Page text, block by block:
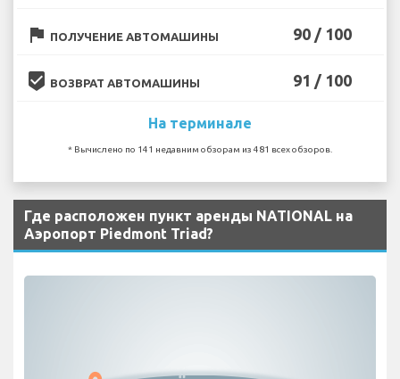
flag ПОЛУЧЕНИЕ АВТОМАШИНЫ 90 / 100
beenhere ВОЗВРАТ АВТОМАШИНЫ 91 / 100
На терминале
* Вычислено по 141 недавним обзорам из 481 всех обзоров.
Где расположен пункт аренды NATIONAL на
Аэропорт Piedmont Triad?